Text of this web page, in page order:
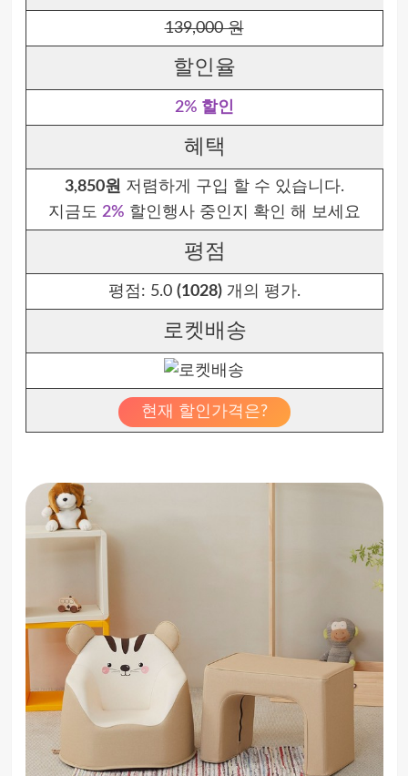
139,000 원
할인율
2% 할인
혜택
3,850원 저렴하게 구입 할 수 있습니다.
지금도 2% 할인행사 중인지 확인 해 보세요
평점
평점: 5.0 (1028)개의 평가.
로켓배송
현재 할인가격은?